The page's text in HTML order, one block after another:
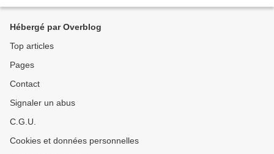
Hébergé par Overblog
Top articles
Pages
Contact
Signaler un abus
C.G.U.
Cookies et données personnelles